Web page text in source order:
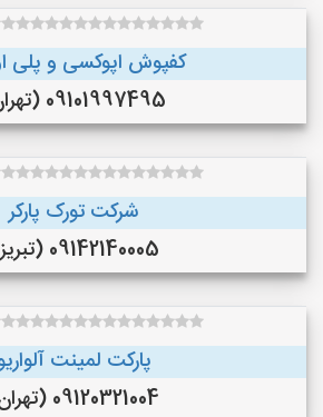
کفپوش اپوکسی و پلی
09101997495 (تهران)
شرکت تورک پارکر
09142140005 (تبریز)
پارکت لمینت
09120321004 (تهران)